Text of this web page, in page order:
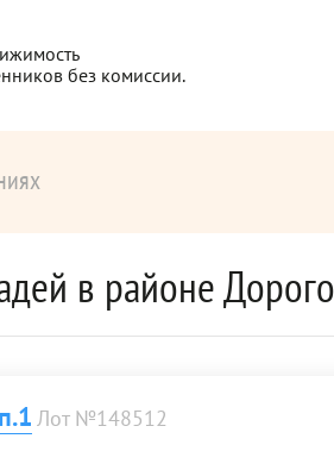
без комиссии.
в районе
Лот №148512